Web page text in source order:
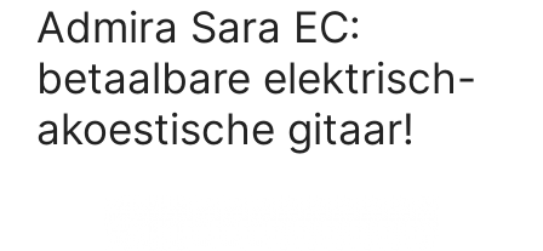
Admira Sara EC:
betaalbare elektrisch-
akoestische gitaar!